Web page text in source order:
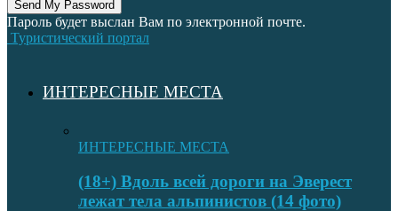
Пароль будет выслан Вам по электронной почте.
Туристический портал
ИНТЕРЕСНЫЕ МЕСТА
ИНТЕРЕСНЫЕ МЕСТА
(18+) Вдоль всей дороги на Эверест
лежат тела альпинистов (14 фото)